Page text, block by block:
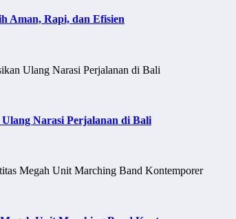
Aman, Rapi, dan Efisien
Narasi Perjalanan di Bali